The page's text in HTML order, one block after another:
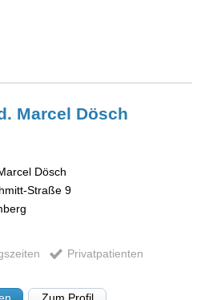
Marcel Dösch
Dösch
Straße 9
Privatpatienten
Zum Profil